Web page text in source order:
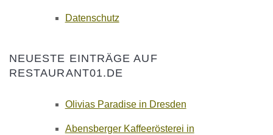
Datenschutz
NEUESTE EINTRÄGE AUF
RESTAURANT01.DE
Olivias Paradise in Dresden
Abensberger Kaffeerösterei in